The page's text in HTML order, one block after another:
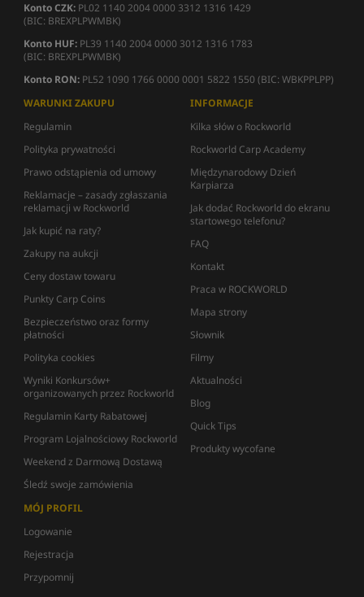
Konto CZK: PL02 1140 2004 0000 3312 1316 1429
(BIC: BREXPLPWMBK)
Konto HUF: PL39 1140 2004 0000 3012 1316 1783
(BIC: BREXPLPWMBK)
Konto RON: PL52 1090 1766 0000 0001 5822 1550 (BIC: WBKPPLPP)
WARUNKI ZAKUPU
Regulamin
Polityka prywatności
Prawo odstąpienia od umowy
Reklamacje – zasady zgłaszania
reklamacji w Rockworld
Jak kupić na raty?
Zakupy na aukcji
Ceny dostaw towaru
Punkty Carp Coins
Bezpieczeństwo oraz formy
płatności
Polityka cookies
Wyniki Konkursów+
organizowanych przez Rockworld
Regulamin Karty Rabatowej
Program Lojalnościowy Rockworld
Weekend z Darmową Dostawą
Śledź swoje zamówienia
INFORMACJE
Kilka słów o Rockworld
Rockworld Carp Academy
Międzynarodowy Dzień
Karpiarza
Jak dodać Rockworld do ekranu
startowego telefonu?
FAQ
Kontakt
Praca w ROCKWORLD
Mapa strony
Słownik
Filmy
Aktualności
Blog
Quick Tips
Produkty wycofane
MÓJ PROFIL
Logowanie
Rejestracja
Przypomnij